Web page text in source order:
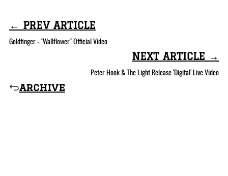
← PREV ARTICLE
Goldfinger - "Wallflower" Official Video
archive
NEXT ARTICLE →
Peter Hook & The Light Release ‘Digital’ Live Video